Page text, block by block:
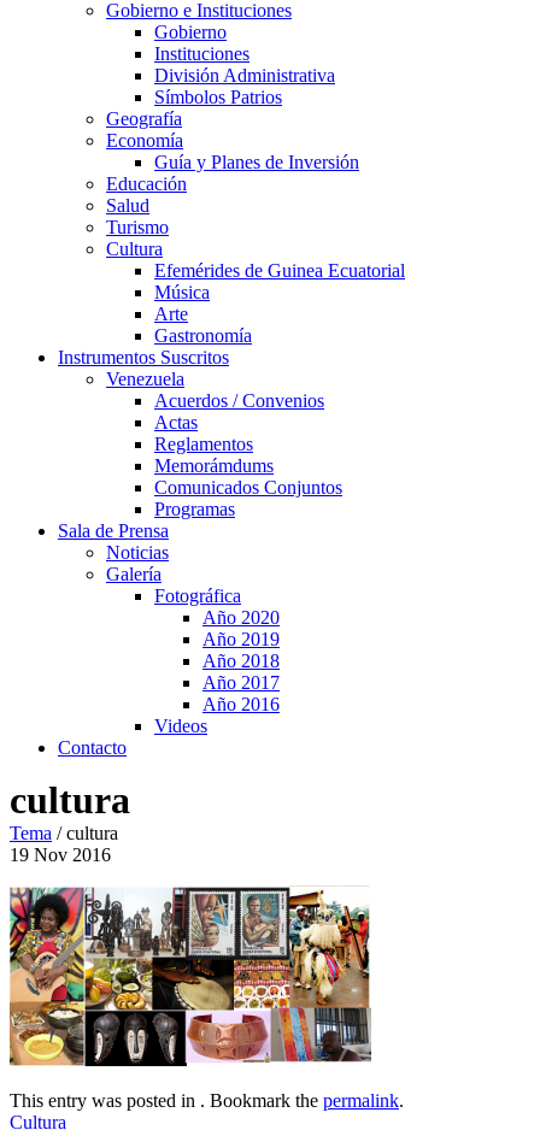
Gobierno e Instituciones
Gobierno
Instituciones
División Administrativa
Símbolos Patrios
Geografía
Economía
Guía y Planes de Inversión
Educación
Salud
Turismo
Cultura
Efemérides de Guinea Ecuatorial
Música
Arte
Gastronomía
Instrumentos Suscritos
Venezuela
Acuerdos / Convenios
Actas
Reglamentos
Memorámdums
Comunicados Conjuntos
Programas
Sala de Prensa
Noticias
Galería
Fotográfica
Año 2020
Año 2019
Año 2018
Año 2017
Año 2016
Videos
Contacto
cultura
Tema /cultura
19 Nov 2016
This entry was posted in . Bookmark the permalink.
Cultura